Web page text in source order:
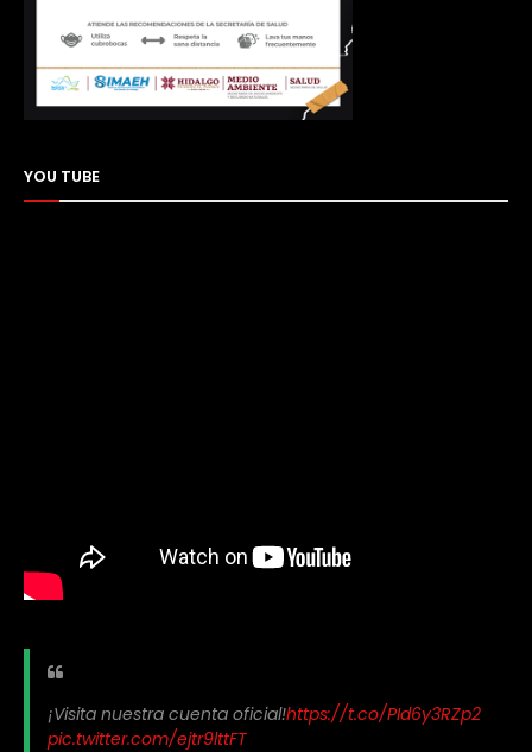
YOU TUBE
¡Visita nuestra cuenta oficial!https://t.co/PId6y3RZp2
pic.twitter.com/ejtr9lttFT